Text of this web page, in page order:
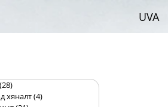
UVA
(28)
хяналт(4)